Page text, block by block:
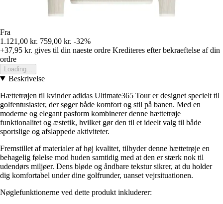
Fra
1.121,00 kr. 759,00 kr. -32%
+37,95 kr. gives til din naeste ordre Krediteres efter bekraeftelse af din
ordre
Loading...
Beskrivelse
Hættetrøjen til kvinder adidas Ultimate365 Tour er designet specielt til
golfentusiaster, der søger både komfort og stil på banen. Med en
moderne og elegant pasform kombinerer denne hættetrøje
funktionalitet og æstetik, hvilket gør den til et ideelt valg til både
sportslige og afslappede aktiviteter.
Fremstillet af materialer af høj kvalitet, tilbyder denne hættetrøje en
behagelig følelse mod huden samtidig med at den er stærk nok til
udendørs miljøer. Dens bløde og åndbare tekstur sikrer, at du holder
dig komfortabel under dine golfrunder, uanset vejrsituationen.
Nøglefunktionerne ved dette produkt inkluderer: